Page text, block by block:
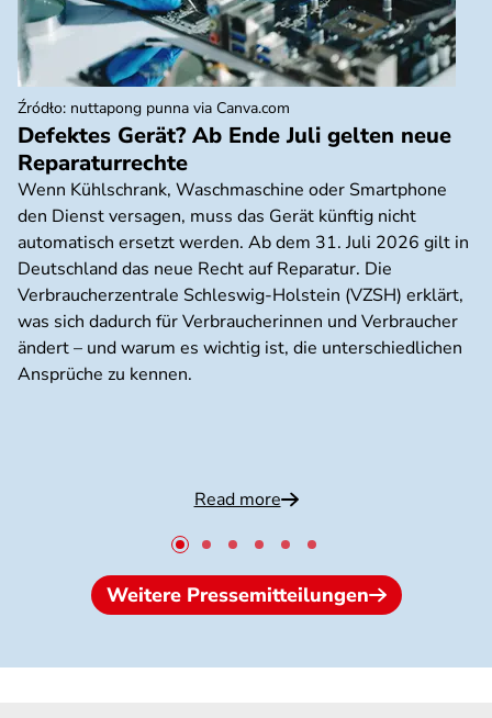
Defektes Gerät? Ab Ende Juli gelten neue
Reparaturrechte
Wenn Kühlschrank, Waschmaschine oder Smartphone
den Dienst versagen, muss das Gerät künftig nicht
automatisch ersetzt werden. Ab dem 31. Juli 2026 gilt in
Deutschland das neue Recht auf Reparatur. Die
Verbraucherzentrale Schleswig-Holstein (VZSH) erklärt,
was sich dadurch für Verbraucherinnen und Verbraucher
ändert – und warum es wichtig ist, die unterschiedlichen
Ansprüche zu kennen.
Read more
Źródło: nuttapong punna via Canva.com
Weitere Pressemitteilungen